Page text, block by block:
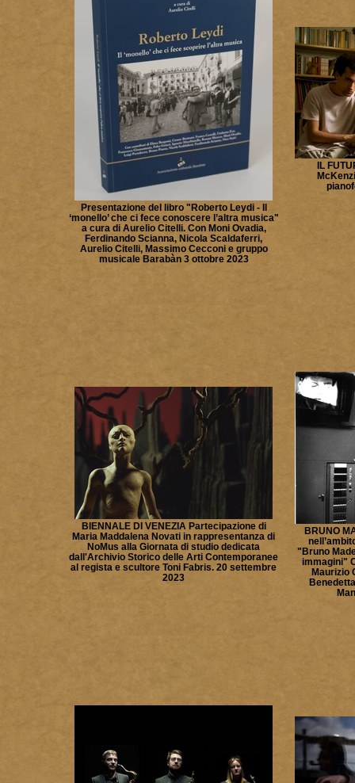
Presentazione del libro "Roberto Leydi - Il
‘monello’ che ci fece conoscere l’altra musica"
a cura di Aurelio Citelli. Con Moni Ovadia,
Ferdinando Scianna, Nicola Scaldaferri,
Aurelio Citelli, Massimo Cecconi e gruppo
musicale Barabàn 3 ottobre 2023
IL
BIENNALE DI VENEZIA Partecipazione di
Maria Maddalena Novati in rappresentanza di
NoMus alla Giornata di studio dedicata
dall'Archivio Storico delle Arti Contemporanee
al regista e scultore Toni Fabris. 20 settembre
2023
BRUNO
"Bruno
immagini"
Maurizio